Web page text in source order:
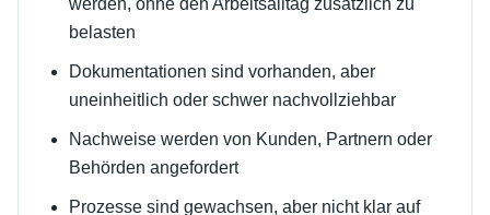
werden, ohne den Arbeitsalltag zusätzlich zu
belasten
Dokumentationen sind vorhanden, aber
uneinheitlich oder schwer nachvollziehbar
Nachweise werden von Kunden, Partnern oder
Behörden angefordert
Prozesse sind gewachsen, aber nicht klar auf